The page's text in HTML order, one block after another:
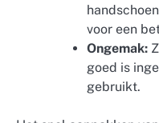
voor een
Ongemak:
goed is
gebruikt.